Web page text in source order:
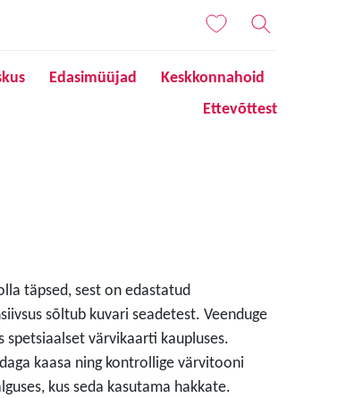
Edasimüüjad
Keskkonnahoid
Ettevõttest
täpsed, sest on edastatud
sõltub kuvari seadetest. Veenduge
värvikaarti kaupluses.
kaasa ning kontrollige värvitooni
kus seda kasutama hakkate.